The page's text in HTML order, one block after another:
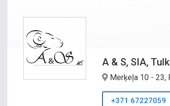
A & S, SIA,
Merķeļa 10 - 23,
+371 67227059